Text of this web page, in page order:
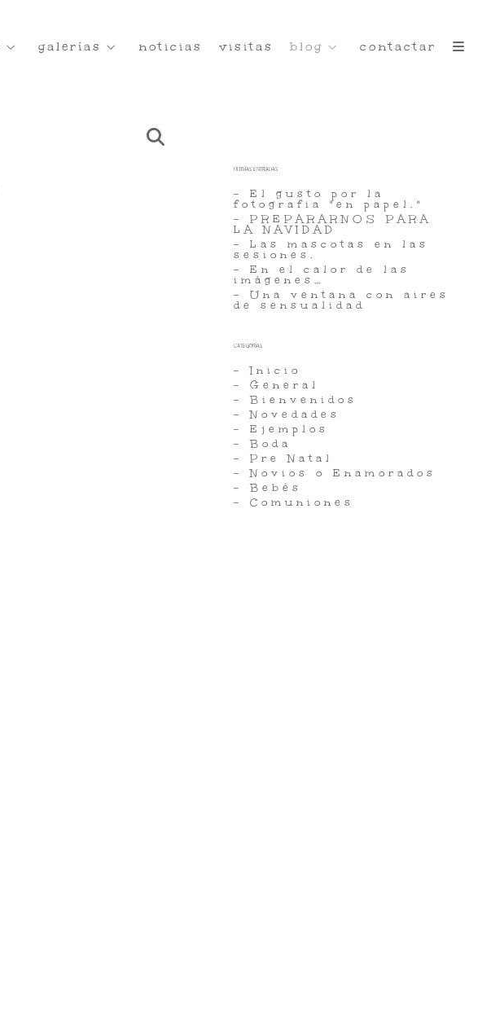
galerías noticias visitas blog contactar
ÚLTIMAS ENTRADAS
- El gusto por la
fotografia "en papel."
- PREPARARNOS PARA
LA NAVIDAD
- Las mascotas en las
sesiones.
- En el calor de las
imágenes…
- Una ventana con aires
de sensualidad
CATEGORÍAS
- Inicio
- General
- Bienvenidos
- Novedades
- Ejemplos
- Boda
- Pre Natal
- Novios o Enamorados
- Bebés
- Comuniones